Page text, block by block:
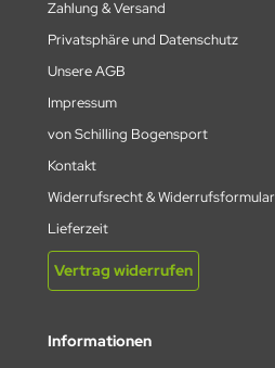
Zahlung & Versand
Privatsphäre und Datenschutz
Unsere AGB
Impressum
von Schilling Bogensport
Kontakt
Widerrufsrecht & Widerrufsformular
Lieferzeit
Vertrag widerrufen
Informationen